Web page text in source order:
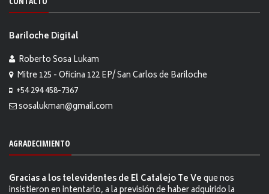
Bariloche Digital
Roberto Sosa Lukam
Mitre 125 - Oficina 122 EP/ San Carlos de Bariloche
+54 294 458-7367
sosalukman@gmail.com
AGRADECIMIENTO
Gracias a los televidentes de El Catalejo Te Veque nos
insistieron en intentarlo, a la previsión de haber adquirido la